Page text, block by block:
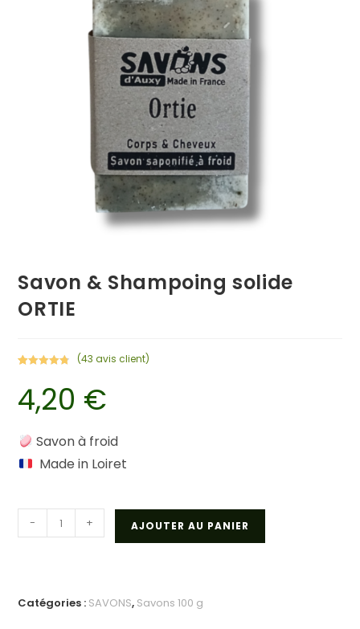
Savon & Shampoing solide
ORTIE
sur 5
basé sur
client
(43 avis client)
4,20 €
Savon à froid
Made in Loiret
quantité
de
Shampoing
- + AJOUTER AU PANIER
Catégories : SAVONS, Savons 100 g